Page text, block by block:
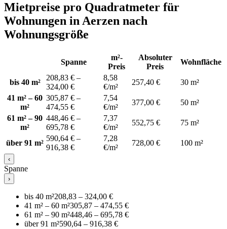
Mietpreise pro Quadratmeter für
Wohnungen in Aerzen nach
Wohnungsgröße
Spanne
m²-
Preis
Absoluter
Preis
Wohnfläche
bis 40 m²
208,83 € –
324,00 €
8,58
€/m²
257,40 €
30 m²
41 m² – 60
m²
305,87 € –
474,55 €
7,54
€/m²
377,00 €
50 m²
61 m² – 90
m²
448,46 € –
695,78 €
7,37
€/m²
552,75 € 75 m²
über 91 m²
590,64 € –
916,38 €
7,28
€/m²
728,00 € 100 m²
‹
Spanne
›
bis 40 m²208,83 – 324,00 €
41 m² – 60 m²305,87 – 474,55 €
61 m² – 90 m²448,46 – 695,78 €
über 91 m²590,64 – 916,38 €